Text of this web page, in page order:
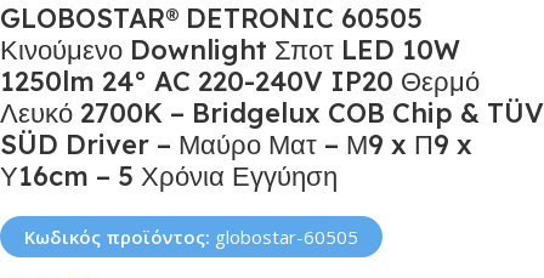
GLOBOSTAR® DETRONIC 60505
Κινούμενο Downlight Σποτ LED 10W
1250lm 24° AC 220-240V IP20 Θερμό
Λευκό 2700K – Bridgelux COB Chip & TÜV
SÜD Driver – Μαύρο Ματ – Μ9 x Π9 x
Υ16cm – 5 Χρόνια Εγγύηση
Κωδικός προϊόντος: globostar-60505